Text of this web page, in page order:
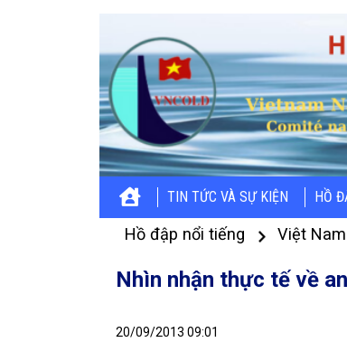
TIN TỨC VÀ SỰ KIỆN HỒ
Hồ đập nổi tiếng Việt Nam
Nhìn nhận thực tế về
20/09/2013 09:01